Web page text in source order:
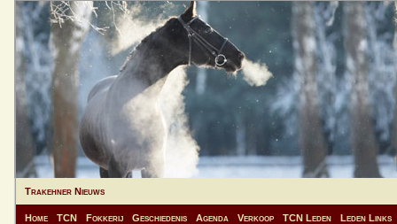
Trakehner Nieuws
Home TCN Fokkerij Geschiedenis Agenda Verkoop TCN Leden Leden Links